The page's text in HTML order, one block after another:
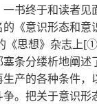
一书终于和读者见
《意识形态和意
《思想》杂志上[①]
条分缕析地阐述
产的各种条件，
。把关于意识形